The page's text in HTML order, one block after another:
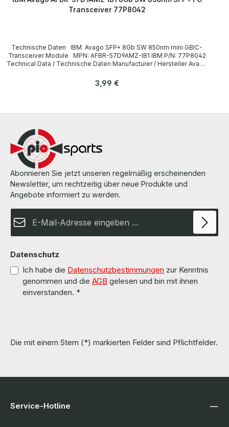
Transceiver 77P8042
Technische Daten IBM Avago SFP+ 8Gb SW 850nm mini GBIC-
Transceiver Module MPN: AFBR-57D9AMZ-IB1 IBM P/N: 77P8042
Technical Data / Technische Daten Manufacturer / Hersteller Avago
SW FC- Multi-Mode x 2 Data Transfer Rate /
LieferumfangDelivery / Lieferumfang 1 x IBM 77P8042 8Gb SFP+
pages of the manufacturer. Weitere Informationen und Details
finden Sie auf den Seiten des Herstellers. All parts are used but
100% OK!!! Alle Teile sind gebraucht aber 100 % in Ordnung!!!
Regulärer Preis:
3,99 €
Abonnieren Sie jetzt unseren regelmäßig erscheinenden
Newsletter, um rechtzeitig über neue Produkte und
Angebote informiert zu werden.
Datenschutz
Ich habe die Datenschutzbestimmungen zur Kenntnis
genommen und die AGB gelesen und bin mit ihnen
einverstanden. *
Die mit einem Stern (*) markierten Felder sind Pflichtfelder.
Service-Hotline